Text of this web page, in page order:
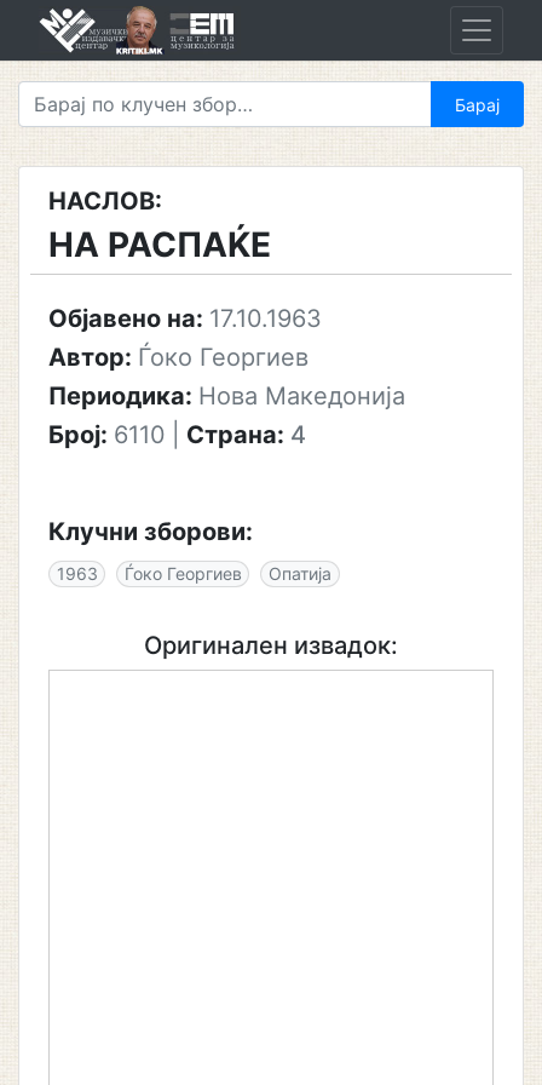
НАСЛОВ:
НА РАСПАЌЕ
Објавено на: 17.10.1963
Автор: Ѓоко Георгиев
Периодика: Нова Македонија
Број: 6110 Страна: 4
Клучни зборови:
1963 Ѓоко Георгиев Опатија
Оригинален извадок: